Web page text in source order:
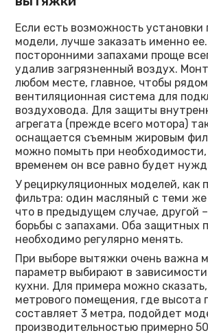
Если есть возможность установки
модели, лучше заказать именно
посторонними запахами проще
удалив загрязненный воздух.
любом месте, главное, чтобы
вентиляционная система для
воздуховода. Для защиты
агрегата (прежде всего мотора)
оснащается съемным жировым
можно помыть при необходимости,
временем он все равно будет
У рециркуляционных моделей, как
фильтра: один масляный с теми
что в предыдущем случае, другой
борьбы с запахами. Оба защитных
необходимо регулярно менять.
При выборе вытяжки очень важна
параметр выбирают в
кухни. Для примера можно
метрового помещения, где высота
составляет 3 метра, подойдет
производительностью примерно